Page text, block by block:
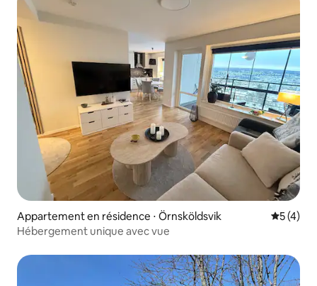
Appartement en résidence ⋅ Örnsköldsvik
5 (4)
Hébergement unique avec vue